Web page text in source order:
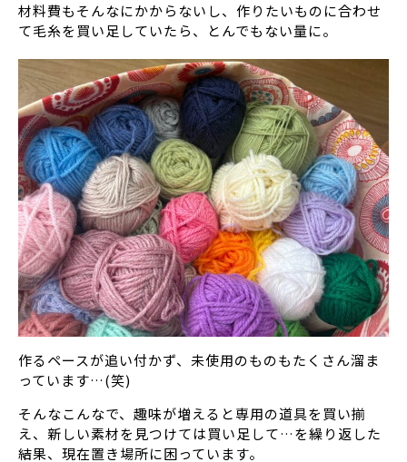
材料費もそんなにかからないし、作りたいものに合わせ
て毛糸を買い足していたら、とんでもない量に。
作るペースが追い付かず、未使用のものもたくさん溜ま
っています…(笑)
そんなこんなで、趣味が増えると専用の道具を買い揃
え、新しい素材を見つけては買い足して…を繰り返した
結果、現在置き場所に困っています。